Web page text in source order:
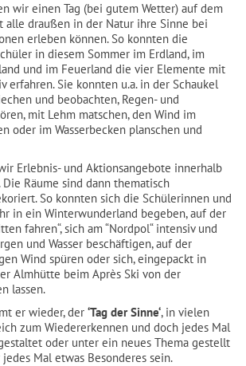
wir einen Tag (bei gutem Wetter) auf dem
alle draußen in der Natur ihre Sinne bei
erleben können. So konnten die
in diesem Sommer im Erdland, im
und im Feuerland die vier Elemente mit
erfahren. Sie konnten u.a. in der Schaukel
und beobachten, Regen- und
mit Lehm matschen, den Wind im
oder im Wasserbecken planschen und
Erlebnis- und Aktionsangebote innerhalb
Die Räume sind dann thematisch
So konnten sich die Schülerinnen und
in ein Winterwunderland begeben, auf der
fahren“, sich am “Nordpol“ intensiv und
und Wasser beschäftigen, auf der
Wind spüren oder sich, eingepackt in
Almhütte beim Après Ski von der
lassen.
er wieder, der ‘Tag der Sinne‘, in vielen
zum Wiedererkennen und doch jedes Mal
oder unter ein neues Thema gestellt
Mal etwas Besonderes sein.